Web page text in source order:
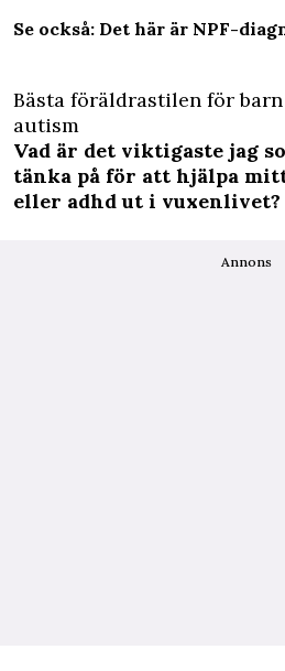
Se också: Det här är NPF-
Bästa föräldrastilen för
autism
Vad är det viktigaste jag
tänka på för att hjälpa
eller adhd ut i vuxenlivet?
Annons